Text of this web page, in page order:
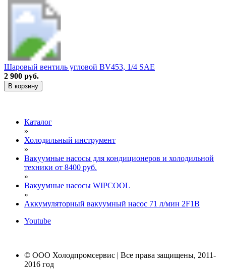
Шаровый вентиль угловой BV453, 1/4 SAE
2 900 руб.
В корзину
Каталог
»
Холодильный инструмент
»
Вакуумные насосы для кондиционеров и холодильной
техники от 8400 руб.
»
Вакуумные насосы WIPCOOL
»
Аккумуляторный вакуумный насос 71 л/мин 2F1B
Youtube
© ООО Холодпромсервис | Все права защищены, 2011-
2016 год